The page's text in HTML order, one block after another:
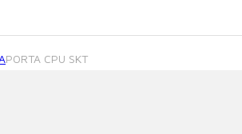
PORTA CPU SKT